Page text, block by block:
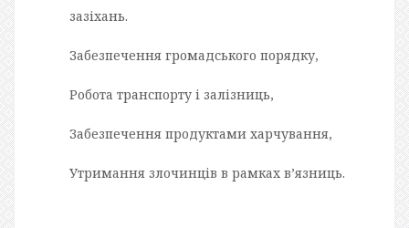
зазіхань.
Забезпечення громадського порядку,
Робота транспорту і залізниць,
Забезпечення продуктами харчування,
Утримання злочинців в рамках в’язниць.